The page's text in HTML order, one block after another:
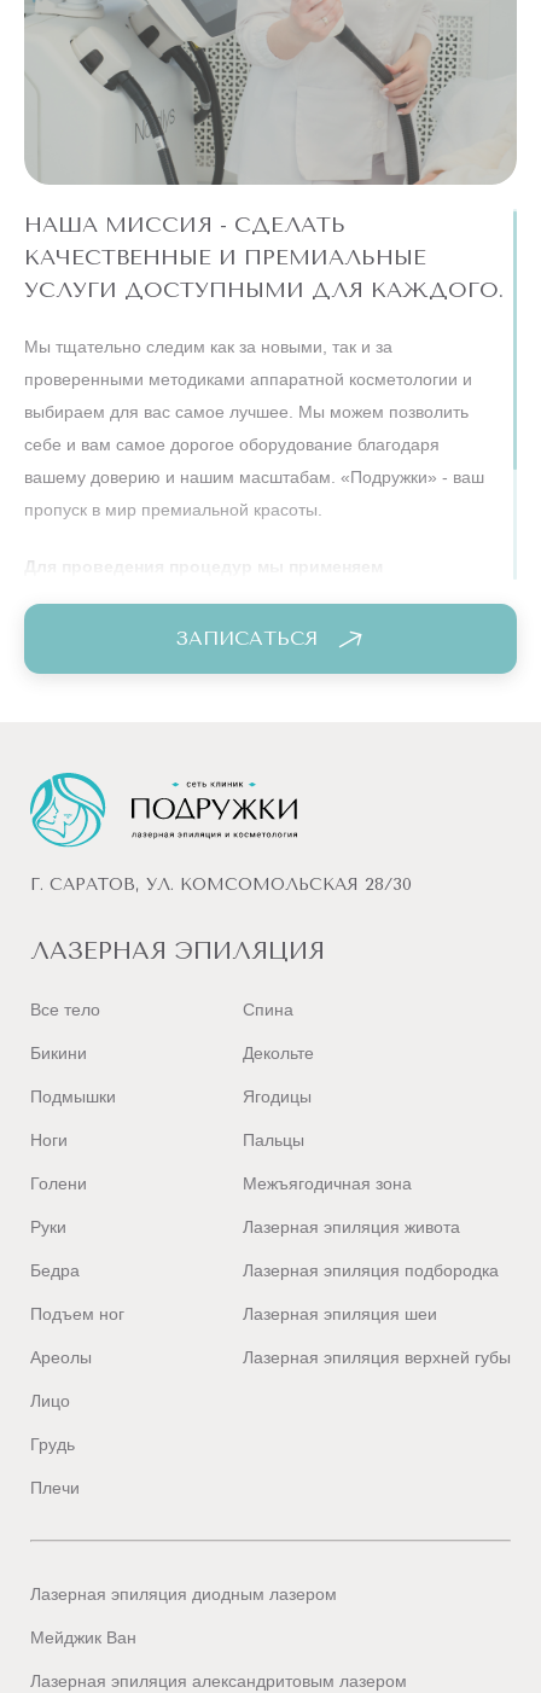
НАША МИССИЯ - СДЕЛАТЬ
КАЧЕСТВЕННЫЕ И ПРЕМИАЛЬНЫЕ
УСЛУГИ ДОСТУПНЫМИ ДЛЯ КАЖДОГО.
Мы тщательно следим как за новыми, так и за
проверенными методиками аппаратной косметологии и
выбираем для вас самое лучшее. Мы можем позволить
себе и вам самое дорогое оборудование благодаря
вашему доверию и нашим масштабам. «Подружки» - ваш
пропуск в мир премиальной красоты.
Для проведения процедур мы применяем
новейшие технологии, чем гарантируем безупречный
результат и высокий уровень сервиса.
ЗАПИСАТЬСЯ
Г. САРАТОВ, УЛ. КОМСОМОЛЬСКАЯ 28/30
ЛАЗЕРНАЯ ЭПИЛЯЦИЯ
Все тело
Бикини
Подмышки
Ноги
Голени
Руки
Бедра
Подъем ног
Ареолы
Лицо
Грудь
Плечи
Спина
Декольте
Ягодицы
Пальцы
Межъягодичная зона
Лазерная эпиляция живота
Лазерная эпиляция подбородка
Лазерная эпиляция шеи
Лазерная эпиляция верхней губы
Лазерная эпиляция диодным лазером
Мейджик Ван
Лазерная эпиляция александритовым лазером